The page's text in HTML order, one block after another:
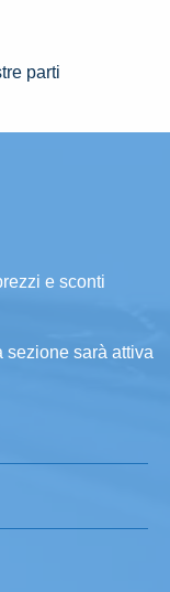
parti
e sconti
sezione sarà attiva